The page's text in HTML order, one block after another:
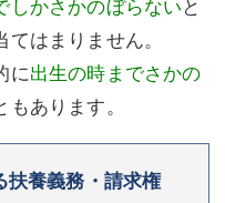
しかさかのぼらないと
はまりません。
に出生の時までさかの
あります。
扶養義務・請求権